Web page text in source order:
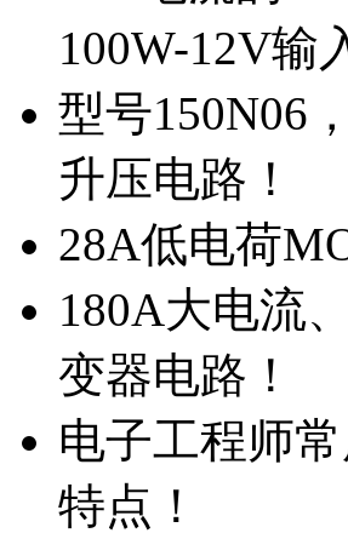
100W-12V输
型号150N06
升压电路！
28A低电荷
180A大电流
变器电路！
电子工程师
特点！